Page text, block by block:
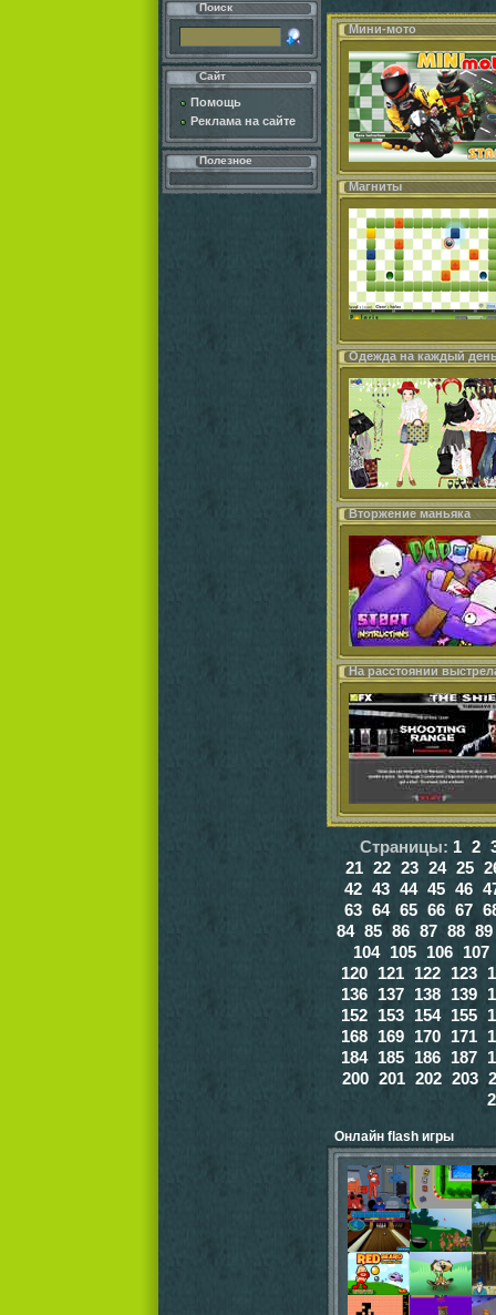
Поиск
Сайт
Помощь
Реклама на сайте
Полезное
Мини-мото
Магниты
Одежда на каждый
Вторжение маньяка
На расстоянии
Страницы: 1 2
21 22 23 24 25
42 43 44 45 46
63 64 65 66 67
84 85 86 87 88 89
104 105 106 107
120 121 122 123
136 137 138 139
152 153 154 155
168 169 170 171
184 185 186 187
200 201 202 203
Онлайн flash игры